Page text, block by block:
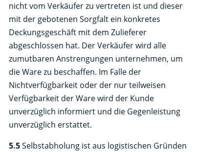
nicht vom Verkäufer zu vertreten ist und dieser
mit der gebotenen Sorgfalt ein konkretes
Deckungsgeschäft mit dem Zulieferer
abgeschlossen hat. Der Verkäufer wird alle
zumutbaren Anstrengungen unternehmen, um
die Ware zu beschaffen. Im Falle der
Nichtverfügbarkeit oder der nur teilweisen
Verfügbarkeit der Ware wird der Kunde
unverzüglich informiert und die Gegenleistung
unverzüglich erstattet.
5.5Selbstabholung ist aus logistischen Gründen